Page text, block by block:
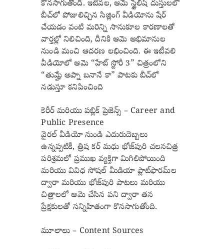
కొనసాగుతోంది. ఇటీవల, ఆమె స్టైలిష్ దుస్తులలో
బీచ్‌లో పోజులిచ్చిన సిజ్లింగ్ వీడియోను షేర్
చేయడం వంటి మరిన్ని సానుకూల కారణాలతో
వార్తల్లో నిలిచింది, దీనికి ఆమె అభిమానుల
నుండి మంచి ఆదరణ లభించింది. ఈ ఇటీవలి
వీడియోలో ఆమె “హేట్ స్టోరీ 3” చిత్రంలోని
“తుమ్హే అప్నా బనానే కా” పాటకు బీచ్‌లో
నడుస్తూ కనిపించింది
కెరీర్ మరియు పబ్లిక్ ప్రెజెన్స్ – Career and
Public Presence
వైరల్ వీడియో నుండి ఎదురుదెబ్బలు
ఉన్నప్పటికీ, త్రిష కర్ మధు భోజ్‌పురి చలనచిత్ర
పరిశ్రమలో ప్రముఖ వ్యక్తిగా మిగిలిపోయింది
మరియు వివిధ సోషల్ మీడియా ప్లాట్‌ఫారమ్‌ల
ద్వారా మరియు భోజ్‌పురి పాటలు మరియు
చిత్రాలలో ఆమె చేసిన పని ద్వారా తన
ప్రేక్షకులతో సన్నిహితంగా కొనసాగుతోంది.
మూలాలు – Content Sources